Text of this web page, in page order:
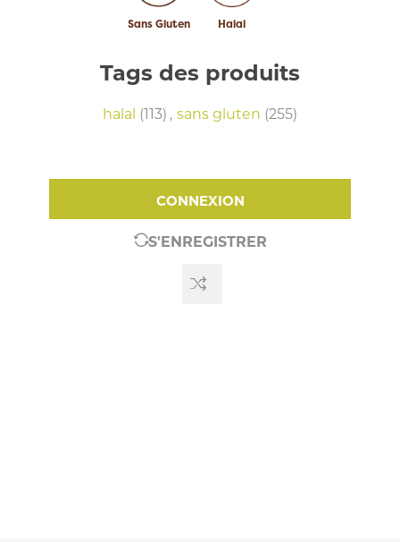
Sans Gluten Halal
Tags des produits
halal (113) , sans gluten (255)
CONNEXION
S'ENREGISTRER